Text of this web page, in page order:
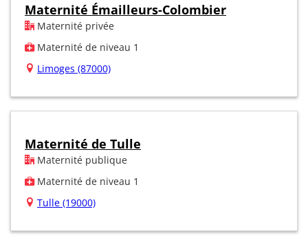
Maternité Émailleurs-Colombier
Maternité privée
Maternité de niveau 1
Limoges (87000)
Maternité de Tulle
Maternité publique
Maternité de niveau 1
Tulle (19000)